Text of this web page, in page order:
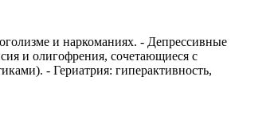
и наркоманиях. - Депрессивные
и олигофрения, сочетающиеся с
- Гериатрия: гиперактивность,